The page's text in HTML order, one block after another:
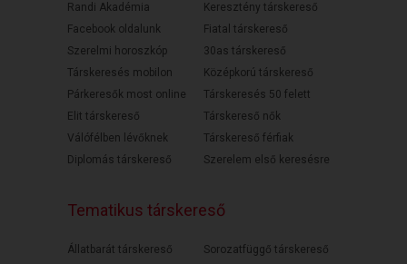
Randi Akadémia
Facebook oldalunk
Szerelmi horoszkóp
Társkeresés mobilon
Párkeresők most online
Elit társkereső
Válófélben lévőknek
Diplomás társkereső
Keresztény társkereső
Fiatal társkereső
30as társkereső
Középkorú társkereső
Társkeresés 50 felett
Társkereső nők
Társkereső férfiak
Szerelem első keresésre
Tematikus társkereső
Állatbarát társkereső
Sorozatfüggő társkereső